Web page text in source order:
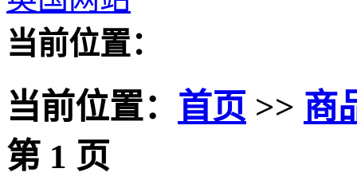
当前位置：
当前位置： 首页 >> 商
第 1 页